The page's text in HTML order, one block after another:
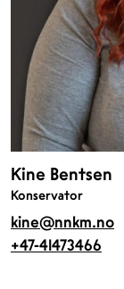
Kine Bentsen
Konservator
kine@nnkm.no
+47-41473466